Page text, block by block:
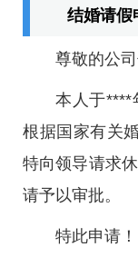
结婚请假
尊敬的公司
本人于****
根据国家有关
特向领导请求
请予以审批。
特此申请！